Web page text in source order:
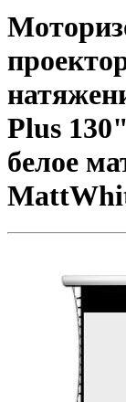
Plus
белое